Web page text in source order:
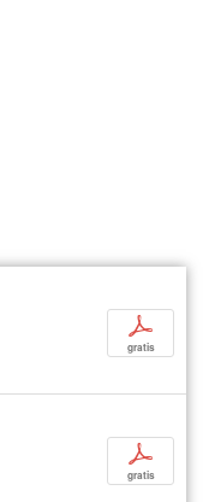
p
gratis
p
gratis